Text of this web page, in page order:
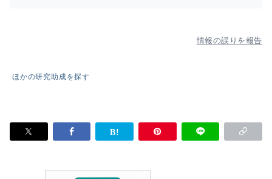
情報の誤りを報告
ほかの研究助成を探す